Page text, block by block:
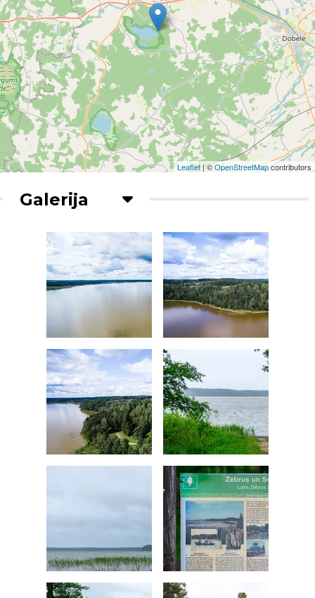
Leaflet| ©OpenStreetMapcontributors
Galerija